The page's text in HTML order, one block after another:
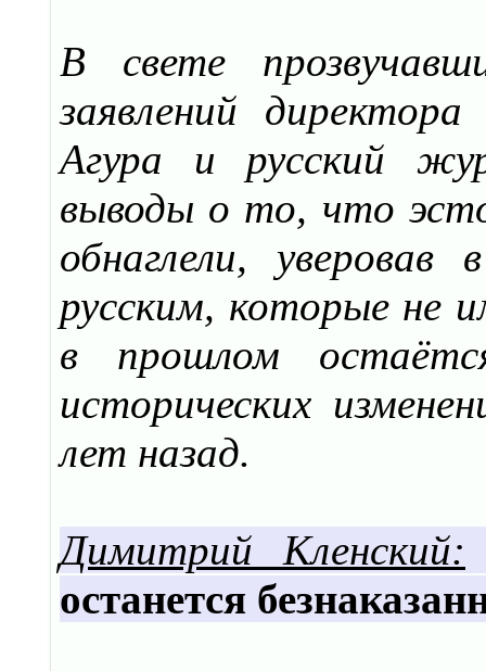
В свете
заявлений
Агура и русский
выводы о то, что
обнаглели,
русским, которые не
в прошлом
исторических
лет назад.
Димитрий Кленский:
останется